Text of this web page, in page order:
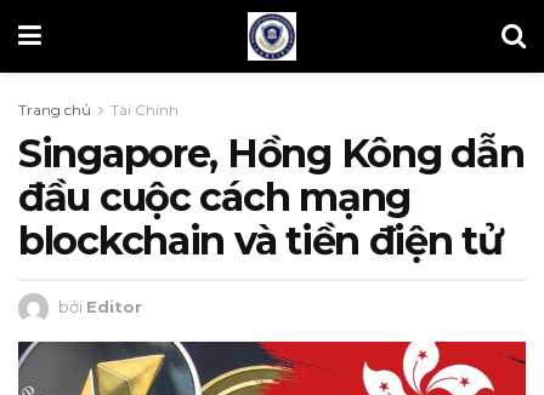
Trang chủ Tài Chính
Singapore, Hồng Kông dẫn
đầu cuộc cách mạng
blockchain và tiền điện tử
bởi Editor